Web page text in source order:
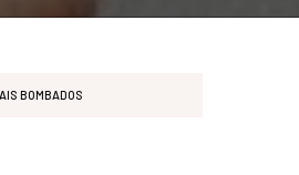
BOMBADOS